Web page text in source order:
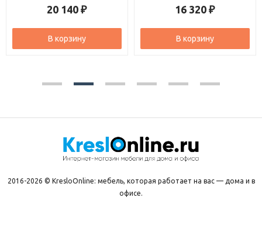
₽
В корзину
₽
В корзину
2016-2026 © KresloOnline: мебель, которая работает на вас — дома и в
офисе.